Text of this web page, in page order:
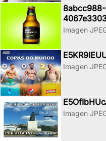
Imagen
Imagen
Imagen